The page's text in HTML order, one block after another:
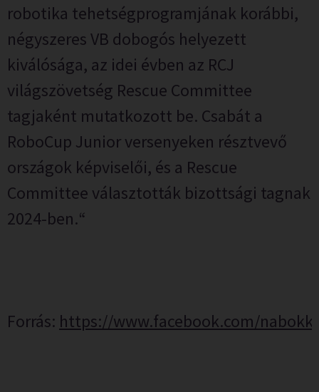
robotika tehetségprogramjának korábbi,
négyszeres VB dobogós helyezett
kiválósága, az idei évben az RCJ
világszövetség Rescue Committee
tagjaként mutatkozott be. Csabát a
RoboCup Junior versenyeken résztvevő
országok képviselői, és a Rescue
Committee választották bizottsági tagnak
2024-ben.“
Forrás: https://www.facebook.com/